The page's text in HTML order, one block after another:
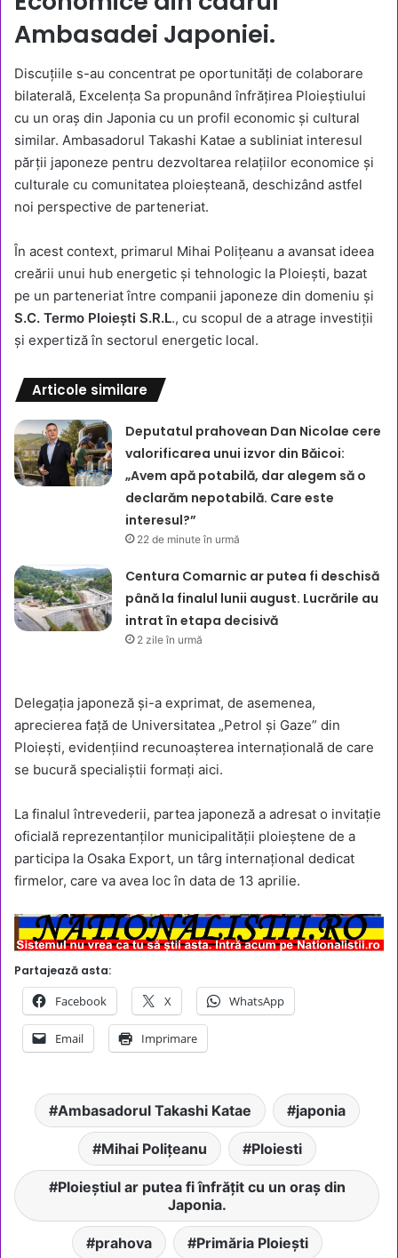
Ambasadei Japoniei.
Discuțiile s-au concentrat pe oportunități de colaborare
bilaterală, Excelența Sa propunând înfrățirea Ploieștiului
cu un oraș din Japonia cu un profil economic și cultural
similar. Ambasadorul Takashi Katae a subliniat interesul
părții japoneze pentru dezvoltarea relațiilor economice și
culturale cu comunitatea ploieșteană, deschizând astfel
noi perspective de parteneriat.
În acest context, primarul Mihai Polițeanu a avansat ideea
creării unui hub energetic și tehnologic la Ploiești, bazat
pe un parteneriat între companii japoneze din domeniu și
S.C. Termo Ploiești S.R.L., cu scopul de a atrage investiții
și expertiză în sectorul energetic local.
Articole similare
Deputatul prahovean Dan Nicolae cere
valorificarea unui izvor din Băicoi:
„Avem apă potabilă, dar alegem să o
declarăm nepotabilă. Care este
interesul?”
22 de minute în urmă
Centura Comarnic ar putea fi deschisă
până la finalul lunii august. Lucrările au
intrat în etapa decisivă
2 zile în urmă
Delegația japoneză și-a exprimat, de asemenea,
aprecierea față de Universitatea „Petrol și Gaze” din
Ploiești, evidențiind recunoașterea internațională de care
se bucură specialiștii formați aici.
La finalul întrevederii, partea japoneză a adresat o invitație
oficială reprezentanților municipalității ploieștene de a
participa la Osaka Export, un târg internațional dedicat
firmelor, care va avea loc în data de 13 aprilie.
Partajează asta:
Facebook X WhatsApp
Email Imprimare
Ambasadorul Takashi Katae japonia
Mihai Polițeanu Ploiesti
Ploieștiul ar putea fi înfrățit cu un oraș din
Japonia.
prahova Primăria Ploiești